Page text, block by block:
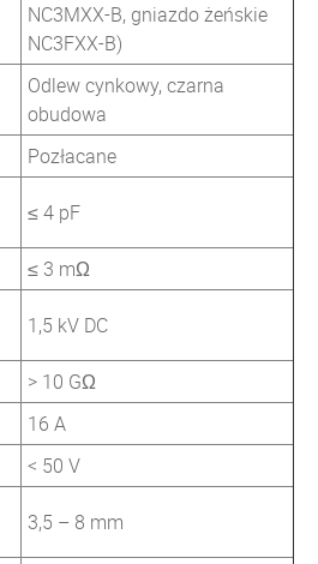
NC3MXX-B, gniazdo żeńskie
NC3FXX-B)
Odlew cynkowy, czarna
obudowa
Pozłacane
≤ 4 pF
≤ 3 mΩ
1,5 kV DC
> 10 GΩ
16 A
< 50 V
3,5 – 8 mm